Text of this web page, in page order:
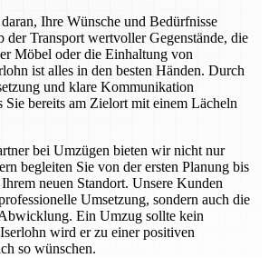
Ihre Wünsche und Bedürfnisse
der Transport wertvoller Gegenstände, die
Möbel oder die Einhaltung von
ist alles in den besten Händen. Durch
und klare Kommunikation
Sie bereits am Zielort mit einem Lächeln
bei Umzügen bieten wir nicht nur
begleiten Sie von der ersten Planung bis
neuen Standort. Unsere Kunden
Umsetzung, sondern auch die
Ein Umzug sollte kein
wird er zu einer positiven
so wünschen.